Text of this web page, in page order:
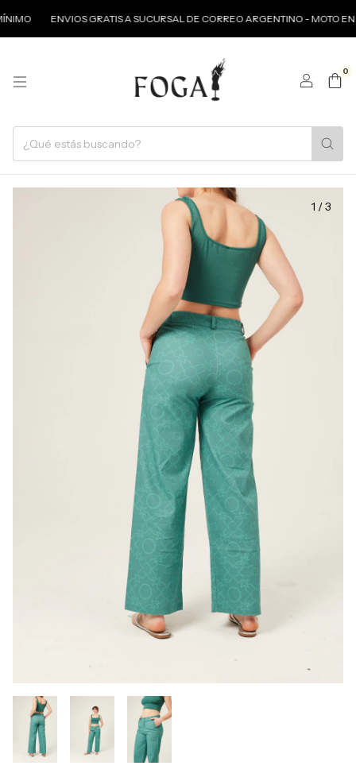
ENVIOS GRATIS A SUCURSAL DE CORREO ARGENTINO - MOTO EN
0
1 /3